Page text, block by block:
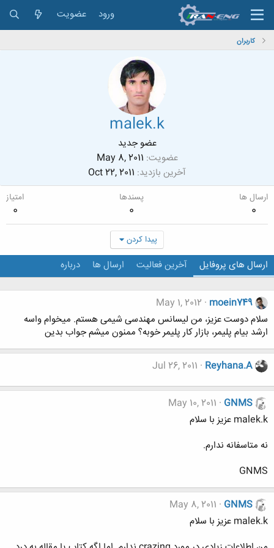
ورود عضویت
کاربران
malek.k
عضو جدید
عضویت May 8, 2011
آخرین بازدید Oct 22, 2011
ارسال ها
0
پسندها
0
امتیاز
0
پیدا کردن
ارسال های پروفایل آخرین فعالیت ارسال ها درباره
moein749
May 1, 2012
سلام دوست عزیز، من لیسانس مهندسی شیمی هستم. میخوام واسه
ارشد بیام پلیمر، بازار کار پلیمر خوبه؟ ممنون میشم جواب بدین
Reyhana.A
Jul 26, 2011
GNMS
May 10, 2011
malek.k عزیز با سلام
نه متاسفانه ندارم.
GNMS
GNMS
May 8, 2011
malek.k عزیز با سلام